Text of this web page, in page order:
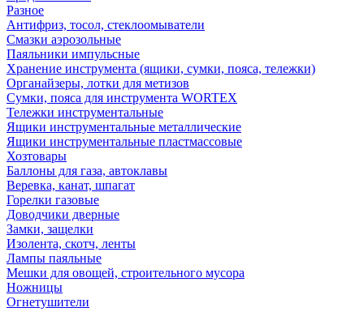
Разное
Антифриз, тосол, стеклоомыватели
Смазки аэрозольные
Паяльники импульсные
Хранение инструмента (ящики, сумки, пояса, тележки)
Органайзеры, лотки для метизов
Сумки, пояса для инструмента WORTEX
Тележки инструментальные
Ящики инструментальные металлические
Ящики инструментальные пластмассовые
Хозтовары
Баллоны для газа, автоклавы
Веревка, канат, шпагат
Горелки газовые
Доводчики дверные
Замки, защелки
Изолента, скотч, ленты
Лампы паяльные
Мешки для овощей, строительного мусора
Ножницы
Огнетушители